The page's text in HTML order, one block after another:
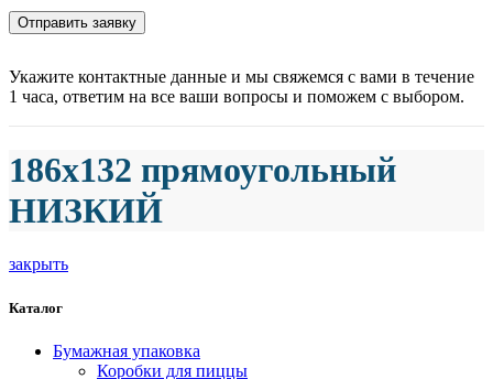
Укажите контактные данные и мы свяжемся с вами в течение
1 часа, ответим на все ваши вопросы и поможем с выбором.
186х132 прямоугольный
НИЗКИЙ
закрыть
Каталог
Бумажная упаковка
Коробки для пиццы